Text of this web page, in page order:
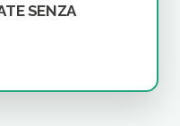
SENZA